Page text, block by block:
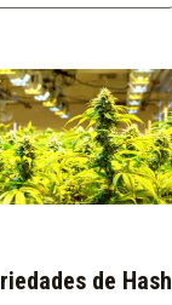
de Hash